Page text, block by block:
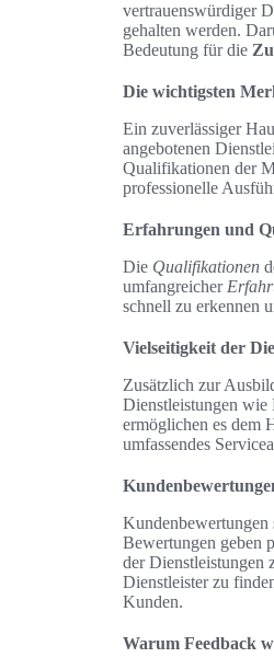
vertrauenswürdiger
gehalten werden.
Bedeutung für die
Die wichtigsten
Ein zuverlässiger
angebotenen
Qualifikationen der
professionelle
Erfahrungen und
Die Qualifikationen
umfangreicher
schnell zu erkennen
Vielseitigkeit der
Zusätzlich zur
Dienstleistungen wie
ermöglichen es dem
umfassendes
Kundenbewertungen
Bewertungen geben
der Dienstleistungen
Dienstleister zu
Kunden.
Warum Feedback